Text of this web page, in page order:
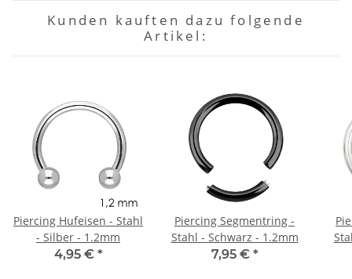
Kunden kauften dazu folgende
Artikel:
Piercing Hufeisen - Stahl
- Silber - 1.2mm
4,95 € *
Piercing Segmentring -
Stahl - Schwarz - 1.2mm
7,95 € *